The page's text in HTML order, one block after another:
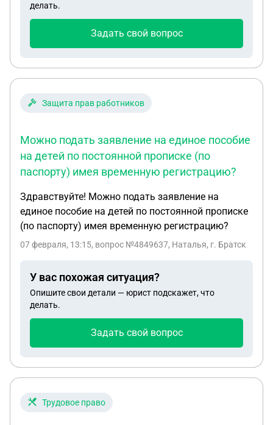
делать.
Задать свой вопрос
Защита прав работников
Можно подать заявление на единое пособие
на детей по постоянной прописке (по
паспорту) имея временную регистрацию?
Здравствуйте! Можно подать заявление на
единое пособие на детей по постоянной прописке
(по паспорту) имея временную регистрацию?
07 февраля, 13:15, вопрос №4849637, Наталья, г. Братск
У вас похожая ситуация?
Опишите свои детали — юрист подскажет, что
делать.
Задать свой вопрос
Трудовое право